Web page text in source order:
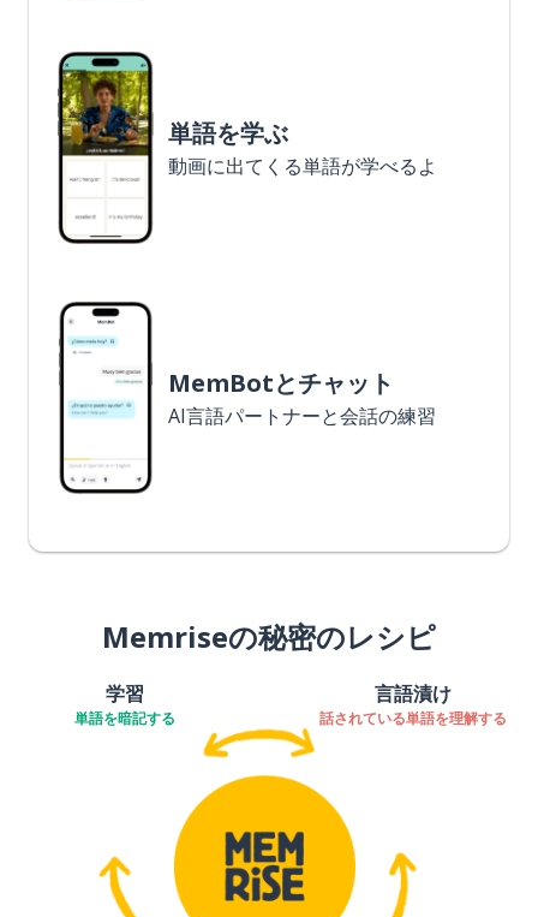
単語を学ぶ
動画に出てくる単語が学べるよ
MemBotとチャット
AI言語パートナーと会話の練習
Memriseの秘密のレシピ
学習
単語を暗記する
言語漬け
話されている単語を理解する